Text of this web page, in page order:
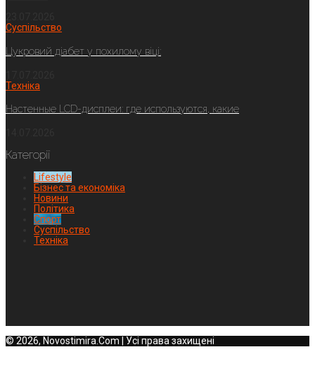
Суспільство
Цукровий діабет у похилому віці:
Техніка
Настенные LCD-дисплеи: где используются, какие
Категорії
Lifestyle
Бізнес та економіка
Новини
Політика
Спорт
Суспільство
Техніка
© 2026, Novostimira.Com | Усі права захищені